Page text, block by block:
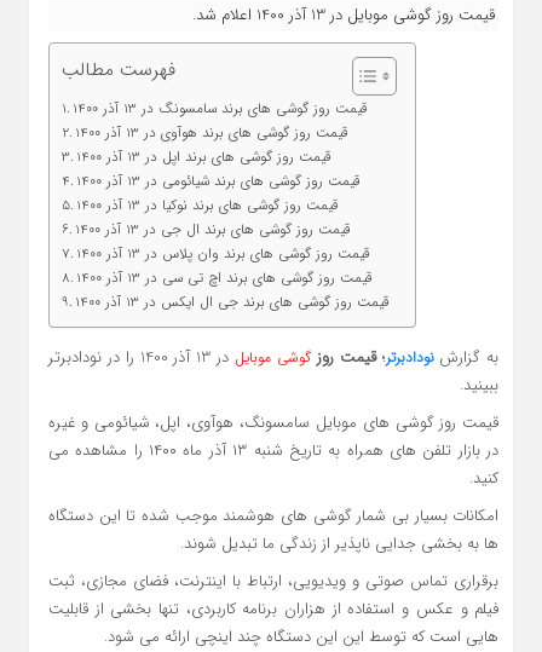
قیمت روز گوشی موبایل در 13 آذر 1400 اعلام شد.
فهرست مطالب
قیمت روز گوشی های برند سامسونگ در 13 آذر 1400
قیمت روز گوشی های برند هوآوی در 13 آذر 1400
قیمت روز گوشی های برند اپل در 13 آذر 1400
قیمت روز گوشی های برند شیائومی در 13 آذر 1400
قیمت روز گوشی های برند نوکیا در 13 آذر 1400
قیمت روز گوشی های برند ال جی در 13 آذر 1400
قیمت روز گوشی های برند وان پلاس در 13 آذر 1400
قیمت روز گوشی های برند اچ تی سی در 13 آذر 1400
قیمت روز گوشی های برند جی ال ایکس در 13 آذر 1400
به گزارشنودادبرتر؛قیمت روزگوشی موبایل
در 13 آذر 1400 را در نودادبرتر
ببینید.
قیمت روز گوشی های موبایل سامسونگ، هوآوی، اپل، شیائومی و غیره
در بازار تلفن های همراه به تاریخ شنبه ۱۳ آذر ماه ۱۴۰۰ را مشاهده می
کنید.
امکانات بسیار بی شمار گوشی های هوشمند موجب شده تا این دستگاه
ها به بخشی جدایی ناپذیر از زندگی ما تبدیل شوند.
برقراری تماس صوتی و ویدیویی، ارتباط با اینترنت، فضای مجازی، ثبت
فیلم و عکس و استفاده از هزاران برنامه کاربردی، تنها بخشی از قابلیت
هایی است که توسط این این دستگاه چند اینچی ارائه می شود.